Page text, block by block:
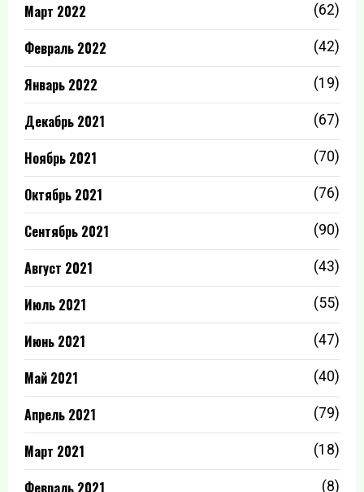
Март 2022 (62)
Февраль 2022 (42)
Январь 2022 (19)
Декабрь 2021 (67)
Ноябрь 2021 (70)
Октябрь 2021 (76)
Сентябрь 2021 (90)
Август 2021 (43)
Июль 2021 (55)
Июнь 2021 (47)
Май 2021 (40)
Апрель 2021 (79)
Март 2021 (18)
Февраль 2021 (8)